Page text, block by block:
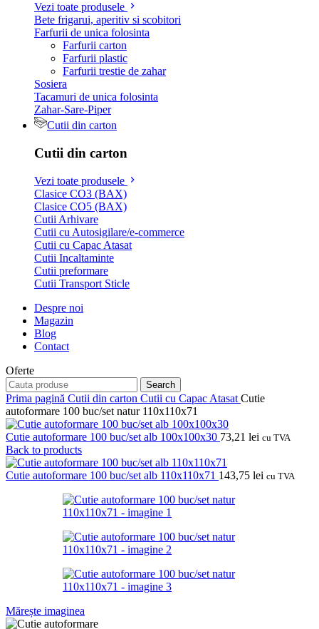
Vezi toate produsele
Bete frigarui, aperitiv si scobitori
Farfurii de unica folosinta
Farfurii carton
Farfurii plastic
Farfurii trestie de zahar
Sosiera
Tacamuri de unica folosinta
Zahar-Sare-Piper
Cutii din carton
Cutii din carton
Vezi toate produsele
Clasice CO3 (BAX)
Clasice CO5 (BAX)
Cutii Arhivare
Cutii cu Autosigilare/e-commerce
Cutii cu Capac Atasat
Cutii Incaltaminte
Cutii preformare
Cutii Transport Sticle
Despre noi
Magazin
Blog
Contact
Oferte
Search
Prima pagină Cutii din carton Cutii cu Capac Atasat Cutie
autoformare 100 buc/set natur 110x110x71
Cutie autoformare 100 buc/set alb 100x100x30 73,21 lei cu TVA
Back to products
Cutie autoformare 100 buc/set alb 110x110x71 143,75 lei cu TVA
Mărește imaginea